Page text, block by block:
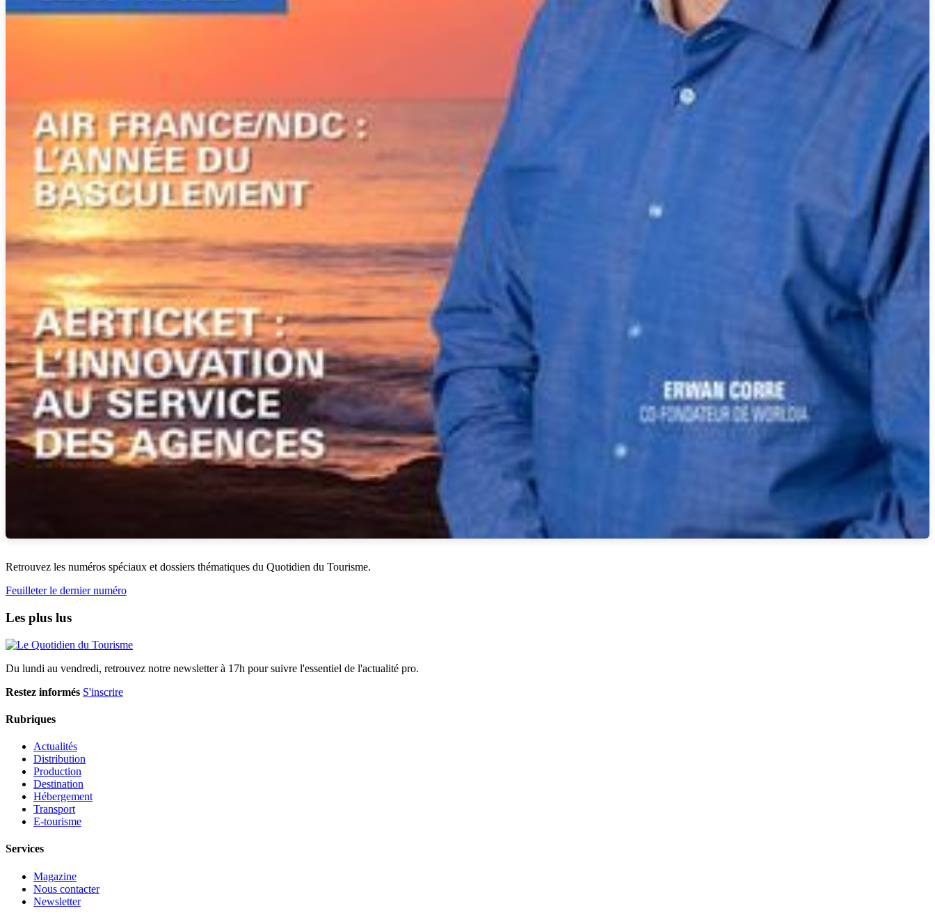
Retrouvez les numéros spéciaux et dossiers thématiques du Quotidien du Tourisme.
Feuilleter le dernier numéro
Les plus lus
Du lundi au vendredi, retrouvez notre newsletter à 17h pour suivre l'essentiel de l'actualité pro.
Restez informés S'inscrire
Rubriques
Actualités
Distribution
Production
Destination
Hébergement
Transport
E-tourisme
Services
Magazine
Nous contacter
Newsletter